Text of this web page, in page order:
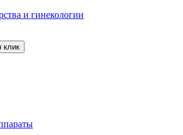
и гинекологии
клик